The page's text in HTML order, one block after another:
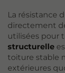
La résistance
directement
utilisées pour
structurelle
toiture stable
extérieures